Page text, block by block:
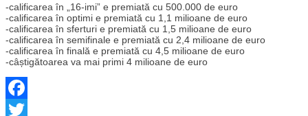
-calificarea în „16-imi” e premiată cu 500.000 de euro
-calificarea în optimi e premiată cu 1,1 milioane de euro
-calificarea în sferturi e premiată cu 1,5 milioane de euro
-calificarea în semifinale e premiată cu 2,4 milioane de euro
-calificarea în finală e premiată cu 4,5 milioane de euro
-câștigătoarea va mai primi 4 milioane de euro
Facebook